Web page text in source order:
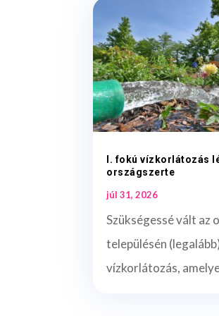
I. fokú vízkorlátozás
országszerte
júl 31, 2026
Szükségessé vált az
településén
vízkorlátozás,